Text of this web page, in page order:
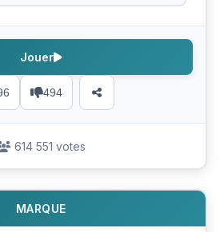
494
Jouer
614 551 votes
MARQUE